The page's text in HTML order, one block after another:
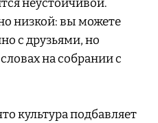
неустойчивой.
низкой: вы можете
с друзьями, но
на собрании с
культура подбавляет